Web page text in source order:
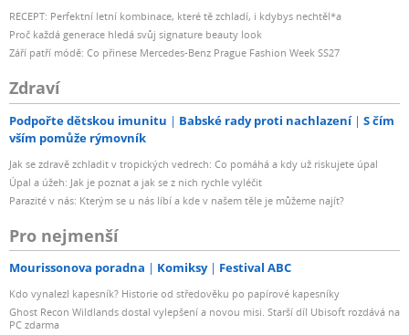
RECEPT: Perfektní letní kombinace, které tě zchladí, i kdybys nechtěl*a
Proč každá generace hledá svůj signature beauty look
Září patří módě: Co přinese Mercedes-Benz Prague Fashion Week SS27
Zdraví
Podpořte dětskou imunitu Babské rady proti nachlazení
S čím
vším pomůže rýmovník
Jak se zdravě zchladit v tropických vedrech: Co pomáhá a kdy už riskujete úpal
Úpal a úžeh: Jak je poznat a jak se z nich rychle vyléčit
Parazité v nás: Kterým se u nás líbí a kde v našem těle je můžeme najít?
Pro nejmenší
Mourissonova poradna Komiksy Festival ABC
Kdo vynalezl kapesník? Historie od středověku po papírové kapesníky
Ghost Recon Wildlands dostal vylepšení a novou misi. Starší díl Ubisoft rozdává na
PC zdarma